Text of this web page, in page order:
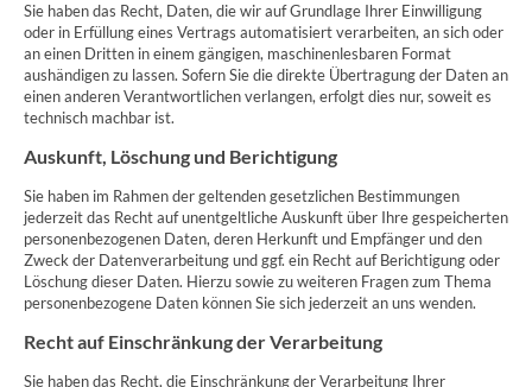
Sie haben das Recht, Daten, die wir auf Grundlage Ihrer Einwilligung
oder in Erfüllung eines Vertrags automatisiert verarbeiten, an sich oder
an einen Dritten in einem gängigen, maschinenlesbaren Format
aushändigen zu lassen. Sofern Sie die direkte Übertragung der Daten an
einen anderen Verantwortlichen verlangen, erfolgt dies nur, soweit es
technisch machbar ist.
Auskunft, Löschung und Berichtigung
Sie haben im Rahmen der geltenden gesetzlichen Bestimmungen
jederzeit das Recht auf unentgeltliche Auskunft über Ihre gespeicherten
personenbezogenen Daten, deren Herkunft und Empfänger und den
Zweck der Datenverarbeitung und ggf. ein Recht auf Berichtigung oder
Löschung dieser Daten. Hierzu sowie zu weiteren Fragen zum Thema
personenbezogene Daten können Sie sich jederzeit an uns wenden.
Recht auf Einschränkung der Verarbeitung
Sie haben das Recht, die Einschränkung der Verarbeitung Ihrer